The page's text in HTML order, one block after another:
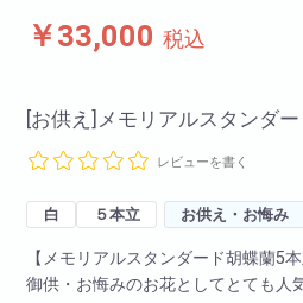
￥33,000 税込
[お供え]メモリアルスタンダ
レビューを書く
白 ５本立 お供え・お悔み
【メモリアルスタンダード胡蝶蘭5本
御供・お悔みのお花としてとても人